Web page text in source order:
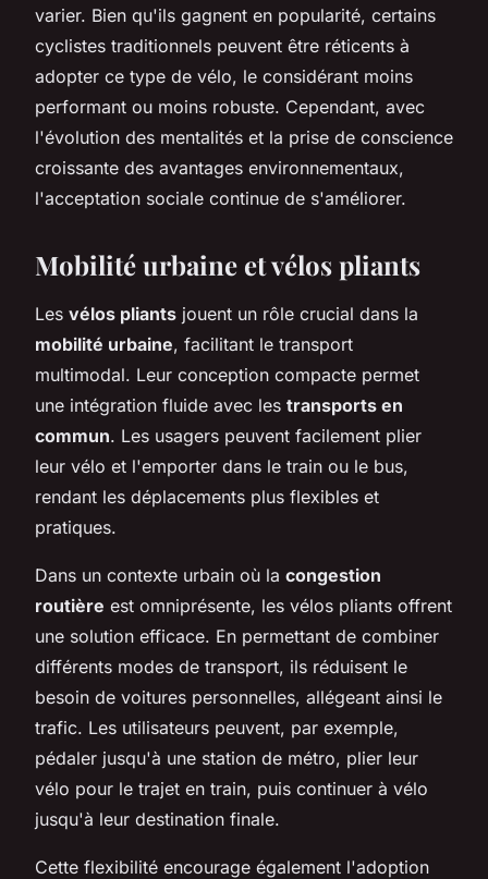
varier. Bien qu'ils gagnent en popularité, certains
cyclistes traditionnels peuvent être réticents à
adopter ce type de vélo, le considérant moins
performant ou moins robuste. Cependant, avec
l'évolution des mentalités et la prise de conscience
croissante des avantages environnementaux,
l'acceptation sociale continue de s'améliorer.
Mobilité urbaine et vélos pliants
Les vélos pliants jouent un rôle crucial dans la
mobilité urbaine, facilitant le transport
multimodal. Leur conception compacte permet
une intégration fluide avec les transports en
commun. Les usagers peuvent facilement plier
leur vélo et l'emporter dans le train ou le bus,
rendant les déplacements plus flexibles et
pratiques.
Dans un contexte urbain où la congestion
routière est omniprésente, les vélos pliants offrent
une solution efficace. En permettant de combiner
différents modes de transport, ils réduisent le
besoin de voitures personnelles, allégeant ainsi le
trafic. Les utilisateurs peuvent, par exemple,
pédaler jusqu'à une station de métro, plier leur
vélo pour le trajet en train, puis continuer à vélo
jusqu'à leur destination finale.
Cette flexibilité encourage également l'adoption